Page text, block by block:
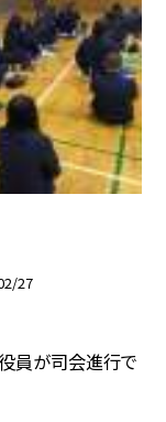
27
員が司会進行で